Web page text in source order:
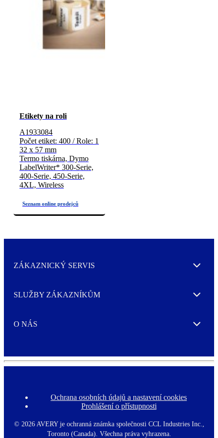
Etikety na roli
A1933084
Počet etiket: 400 / Role: 1
32 x 57 mm
Termo tiskárna, Dymo
LabelWriter* 300-Serie,
400-Serie, 450-Serie,
4XL, Wireless
ZÁKAZNICKÝ SERVIS Expand
SLUŽBY ZÁKAZNÍKŮM Expand
O NÁS Expand
F
o
t
e
Ochrana osobních údajů a nastavení cookies
Prohlášení o přístupnosti
© 2026 AVERY je ochranná známka společnosti CCL Industries Inc.,
Toronto (Canada). Všechna práva vyhrazena.